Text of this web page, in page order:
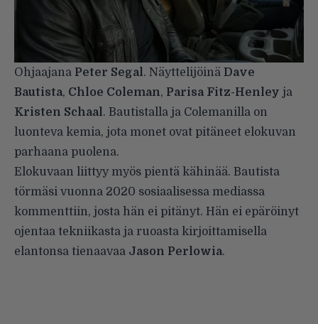
Ohjaajana Peter Segal. Näyttelijöinä Dave
Bautista, Chloe Coleman, Parisa Fitz-Henley ja
Kristen Schaal. Bautistalla ja Colemanilla on
luonteva kemia, jota monet ovat pitäneet elokuvan
parhaana puolena.
Elokuvaan liittyy myös pientä kähinää. Bautista
törmäsi vuonna 2020 sosiaalisessa mediassa
kommenttiin, josta hän ei pitänyt. Hän ei epäröinyt
ojentaa tekniikasta ja ruoasta kirjoittamisella
elantonsa tienaavaa Jason Perlowia.